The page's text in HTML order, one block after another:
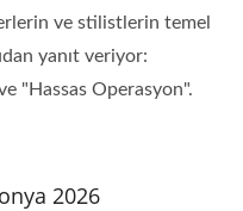
ve stilistlerin temel
yanıt veriyor:
"Hassas Operasyon".
2026